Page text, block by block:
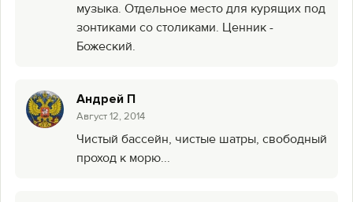
музыка. Отдельное место для курящих под
зонтиками со столиками. Ценник -
Божеский.
Андрей П
Август 12, 2014
Чистый бассейн, чистые шатры, свободный
проход к морю...